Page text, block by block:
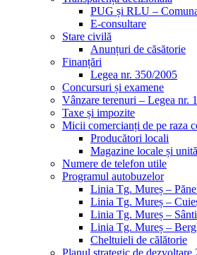
PUG și RLU –
E-consultare
Stare civilă
Anunțuri de căsătorie
Finanțări
Legea nr. 350/2005
Concursuri și examene
Vânzare terenuri – Legea nr.
Taxe și impozite
Micii comercianți de pe raza
Producători locali
Magazine locale și
Numere de telefon utile
Programul autobuzelor
Linia Tg. Mureș –
Linia Tg. Mureș –
Linia Tg. Mureș –
Linia Tg. Mureș –
Cheltuieli de călătorie
Planul strategic de dezvoltare